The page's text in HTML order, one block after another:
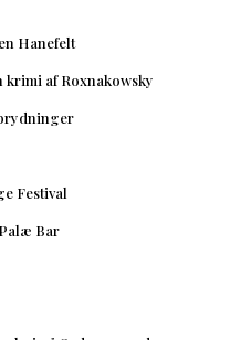
Hanefelt
krimi af Roxnakowsky
Festival
Bar